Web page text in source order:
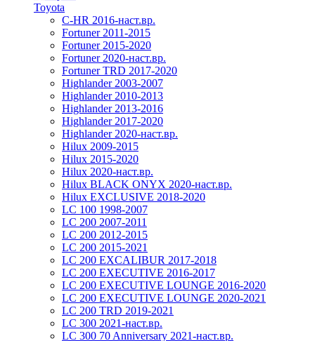
Toyota
C-HR 2016-наст.вр.
Fortuner 2011-2015
Fortuner 2015-2020
Fortuner 2020-наст.вр.
Fortuner TRD 2017-2020
Highlander 2003-2007
Highlander 2010-2013
Highlander 2013-2016
Highlander 2017-2020
Highlander 2020-наст.вр.
Hilux 2009-2015
Hilux 2015-2020
Hilux 2020-наст.вр.
Hilux BLACK ONYX 2020-наст.вр.
Hilux EXCLUSIVE 2018-2020
LC 100 1998-2007
LC 200 2007-2011
LC 200 2012-2015
LC 200 2015-2021
LC 200 EXCALIBUR 2017-2018
LC 200 EXECUTIVE 2016-2017
LC 200 EXECUTIVE LOUNGE 2016-2020
LC 200 EXECUTIVE LOUNGE 2020-2021
LC 200 TRD 2019-2021
LC 300 2021-наст.вр.
LC 300 70 Anniversary 2021-наст.вр.